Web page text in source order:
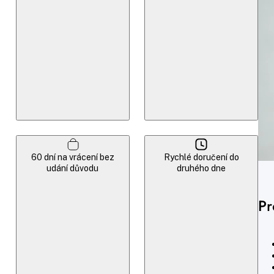
60 dní na vrácení bez
udání důvodu
Rychlé doručení do
druhého dne